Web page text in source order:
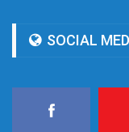
SOCIAL